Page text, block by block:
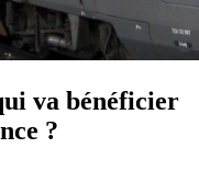
va bénéficier
?